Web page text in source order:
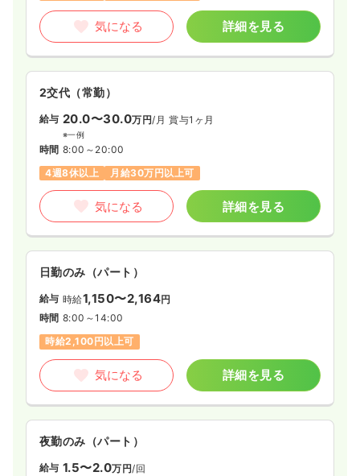
気になる 詳細を見る
2交代（常勤）
給与 20.0〜30.0万円/月 賞与1ヶ月
※一例
時間 8:00～20:00
4週8休以上
月給30万円以上可
気になる 詳細を見る
日勤のみ（パート）
給与 時給1,150〜2,164円
時間 8:00～14:00
時給2,100円以上可
気になる 詳細を見る
夜勤のみ（パート）
給与 1.5〜2.0万円/回